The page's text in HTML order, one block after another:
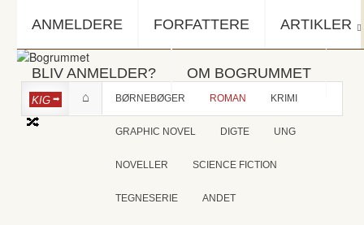
ANMELDERE FORFATTERE ARTIKLER
BLIV ANMELDER? OM BOGRUMMET
KIG BØRNEBØGER ROMAN KRIMI
GRAPHIC NOVEL DIGTE UNG
NOVELLER SCIENCE FICTION
TEGNESERIE ANDET